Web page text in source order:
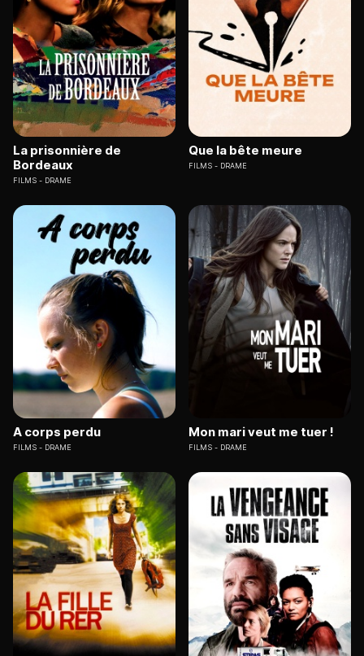
La prisonnière de
Bordeaux
FILMS DRAME
Que la bête meure
FILMS DRAME
A corps perdu
FILMS DRAME
Mon mari veut me tuer !
FILMS DRAME